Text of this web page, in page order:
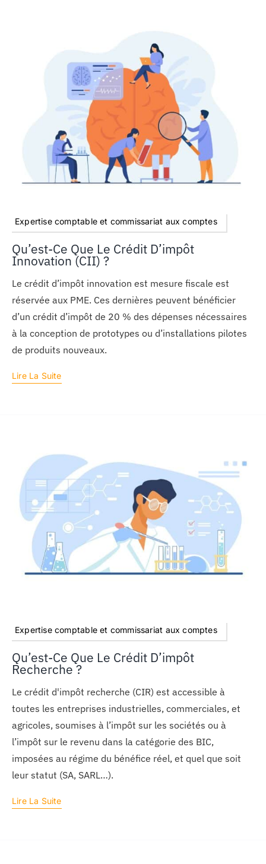
Expertise comptable et commissariat aux comptes
Qu’est-Ce Que Le Crédit D’impôt
Innovation (CII) ?
Le crédit d’impôt innovation est mesure fiscale est
réservée aux PME. Ces dernières peuvent bénéficier
d’un crédit d’impôt de 20 % des dépenses nécessaires
à la conception de prototypes ou d’installations pilotes
de produits nouveaux.
Lire La Suite
Expertise comptable et commissariat aux comptes
Qu’est-Ce Que Le Crédit D’impôt
Recherche ?
Le crédit d'impôt recherche (CIR) est accessible à
toutes les entreprises industrielles, commerciales, et
agricoles, soumises à l’impôt sur les sociétés ou à
l’impôt sur le revenu dans la catégorie des BIC,
imposées au régime du bénéfice réel, et quel que soit
leur statut (SA, SARL…).
Lire La Suite